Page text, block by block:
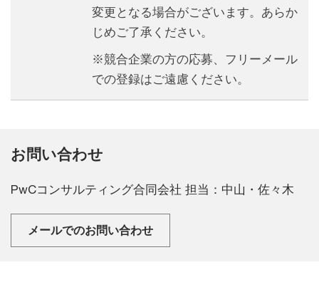
変更となる場合がございます。あらか
じめご了承ください。
※競合企業の方の応募、フリーメール
での登録はご遠慮ください。
お問い合わせ
PwCコンサルティング合同会社 担当：中山・佐々木
メールでのお問い合わせ